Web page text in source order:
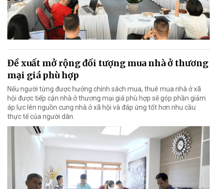
Đề xuất mở rộng đối tượng mua nhà ở thương
mại giá phù hợp
Nếu người từng được hưởng chính sách mua, thuê mua nhà ở xã
hội được tiếp cận nhà ở thương mại giá phù hợp sẽ góp phần giảm
áp lực lên nguồn cung nhà ở xã hội và đáp ứng tốt hơn nhu cầu
thực tế của người dân.